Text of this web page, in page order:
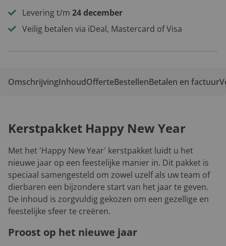
Levering t/m 24 december
Veilig betalen via iDeal, Mastercard of Visa
OmschrijvingInhoudOfferteBestellenBetalen en factuur
Kerstpakket Happy New Year
Met het 'Happy New Year' kerstpakket luidt u het
nieuwe jaar op een feestelijke manier in. Dit pakket is
speciaal samengesteld om zowel uzelf als uw team of
dierbaren een bijzondere start van het jaar te geven.
De inhoud is zorgvuldig gekozen om een gezellige en
feestelijke sfeer te creëren.
Proost op het nieuwe jaar